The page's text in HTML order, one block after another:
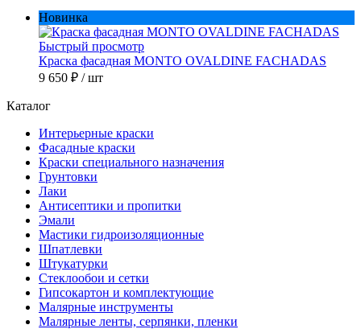
Новинка
Быстрый просмотр
Краска фасадная MONTO OVALDINE FACHADAS
9 650 ₽ / шт
Каталог
Интерьерные краски
Фасадные краски
Краски специального назначения
Грунтовки
Лаки
Антисептики и пропитки
Эмали
Мастики гидроизоляционные
Шпатлевки
Штукатурки
Стеклообои и сетки
Гипсокартон и комплектующие
Малярные инструменты
Малярные ленты, серпянки, пленки